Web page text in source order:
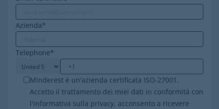
Azienda*
Telephone*
Minderest è un'azienda certificata ISO-27001.
Accetto il trattamento dei miei dati in conformità con
l'informativa sulla privacy, acconsento a ricevere